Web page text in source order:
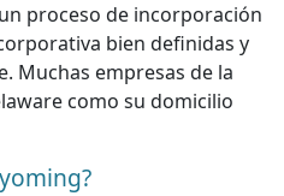
proceso de incorporación
bien definidas y
Muchas empresas de la
como su domicilio